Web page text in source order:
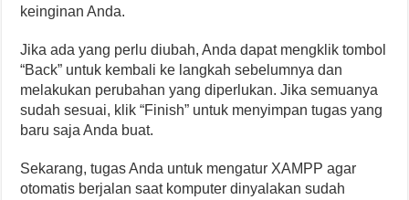
keinginan Anda.
Jika ada yang perlu diubah, Anda dapat mengklik tombol
“Back” untuk kembali ke langkah sebelumnya dan
melakukan perubahan yang diperlukan. Jika semuanya
sudah sesuai, klik “Finish” untuk menyimpan tugas yang
baru saja Anda buat.
Sekarang, tugas Anda untuk mengatur XAMPP agar
otomatis berjalan saat komputer dinyalakan sudah